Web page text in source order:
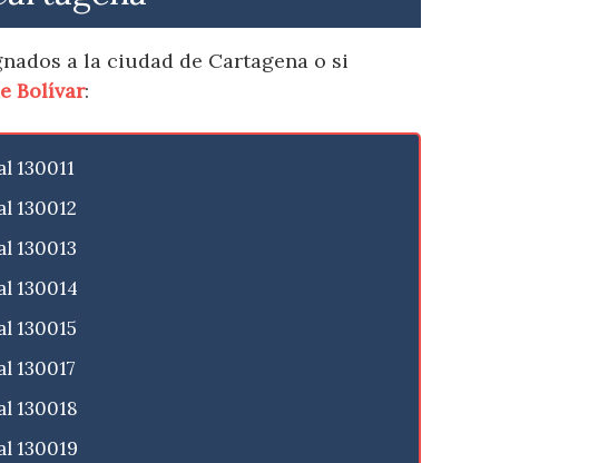
a la ciudad de Cartagena o si
Bolívar:
130011
130012
130013
130014
130015
130017
130018
130019